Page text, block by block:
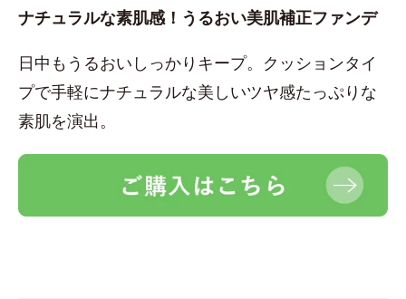
ナチュラルな素肌感！うるおい美肌補正ファンデ
日中もうるおいしっかりキープ。クッションタイ
プで手軽にナチュラルな美しいツヤ感たっぷりな
素肌を演出。